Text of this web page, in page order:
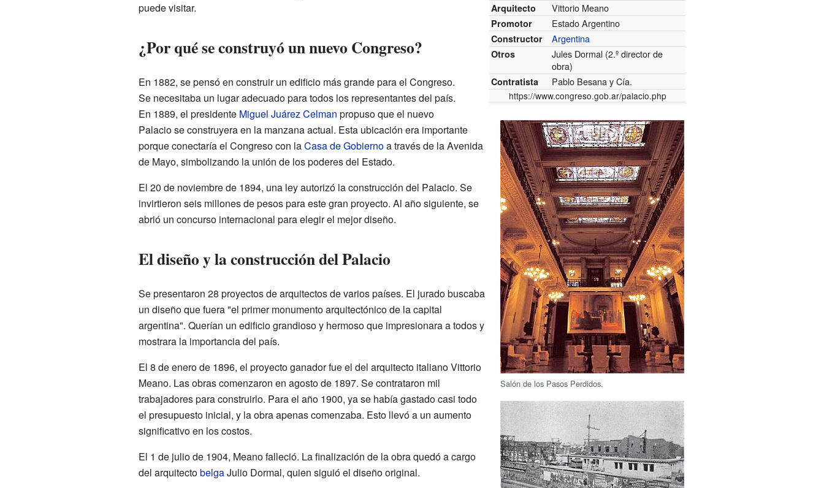
Arquitecto
Vittorio Meano
Promotor Estado Argentino
Constructor Argentina
Otros
Jules Dormal (2.º director de
obra)
Contratista Pablo Besana y Cía.
https://www.congreso.gob.ar/palacio.php
Salón de los Pasos Perdidos.
puede visitar.
¿Por qué se construyó un nuevo Congreso?
En 1882, se pensó en construir un edificio más grande para el Congreso.
Se necesitaba un lugar adecuado para todos los representantes del país.
En 1889, el presidente Miguel Juárez Celman propuso que el nuevo
Palacio se construyera en la manzana actual. Esta ubicación era importante
porque conectaría el Congreso con laCasa de Gobiernoa través de la Avenida
de Mayo, simbolizando la unión de los poderes del Estado.
El 20 de noviembre de 1894, una ley autorizó la construcción del Palacio. Se
invirtieron seis millones de pesos para este gran proyecto. Al año siguiente, se
abrió un concurso internacional para elegir el mejor diseño.
El diseño y la construcción del Palacio
Se presentaron 28 proyectos de arquitectos de varios países. El jurado buscaba
un diseño que fuera "el primer monumento arquitectónico de la capital
argentina". Querían un edificio grandioso y hermoso que impresionara a todos y
mostrara la importancia del país.
El 8 de enero de 1896, el proyecto ganador fue el del arquitecto italiano Vittorio
Meano. Las obras comenzaron en agosto de 1897. Se contrataron mil
trabajadores para construirlo. Para el año 1900, ya se había gastado casi todo
el presupuesto inicial, y la obra apenas comenzaba. Esto llevó a un aumento
significativo en los costos.
El 1 de julio de 1904, Meano falleció. La finalización de la obra quedó a cargo
del arquitectobelgaJulio Dormal, quien siguió el diseño original.